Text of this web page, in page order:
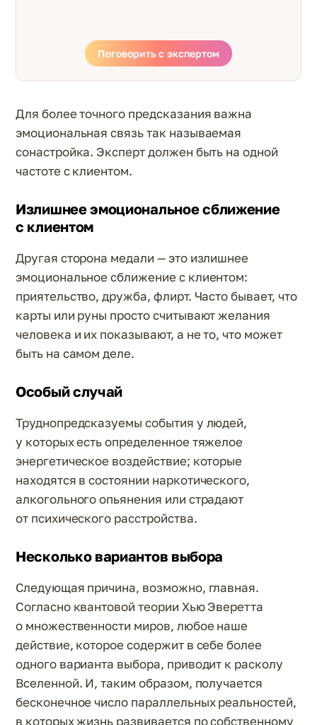
Поговорить с экспертом
Для более точного предсказания важна
эмоциональная связь так называемая
сонастройка. Эксперт должен быть на одной
частоте с клиентом.
Излишнее эмоциональное сближение
с клиентом
Другая сторона медали — это излишнее
эмоциональное сближение с клиентом:
приятельство, дружба, флирт. Часто бывает, что
карты или руны просто считывают желания
человека и их показывают, а не то, что может
быть на самом деле.
Особый случай
Труднопредсказуемы события у людей,
у которых есть определенное тяжелое
энергетическое воздействие; которые
находятся в состоянии наркотического,
алкогольного опьянения или страдают
от психического расстройства.
Несколько вариантов выбора
Следующая причина, возможно, главная.
Согласно квантовой теории Хью Эверетта
о множественности миров, любое наше
действие, которое содержит в себе более
одного варианта выбора, приводит к расколу
Вселенной. И, таким образом, получается
бесконечное число параллельных реальностей,
в которых жизнь развивается по собственному